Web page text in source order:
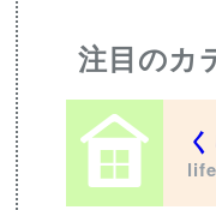
ド
注目のカ
life